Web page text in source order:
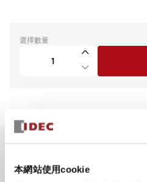
本網站使用cookie
選擇數量
主要特點